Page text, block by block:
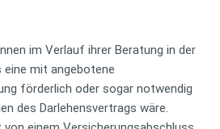
im Verlauf ihrer Beratung in der
eine mit angebotene
förderlich oder sogar notwendig
des Darlehensvertrags wäre.